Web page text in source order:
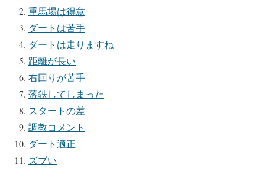
重馬場は得意
ダートは苦手
ダートは走りますね
距離が長い
右回りが苦手
落鉄してしまった
スタートの差
調教コメント
ダート適正
ズブい